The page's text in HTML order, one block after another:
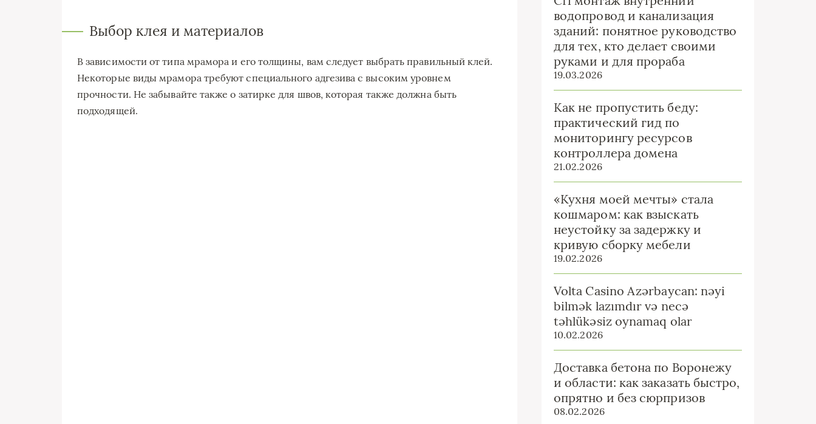
Выбор клея и материалов
В зависимости от типа мрамора и его толщины, вам следует выбрать правильный клей.
Некоторые виды мрамора требуют специального адгезива с высоким уровнем
прочности. Не забывайте также о затирке для швов, которая также должна быть
подходящей.
водопровод и канализация
зданий: понятное руководство
для тех, кто делает своими
руками и для прораба
19.03.2026
Как не пропустить беду:
практический гид по
мониторингу ресурсов
контроллера домена
21.02.2026
«Кухня моей мечты» стала
кошмаром: как взыскать
неустойку за задержку и
кривую сборку мебели
19.02.2026
Volta Casino Azərbaycan: nəyi
bilmək lazımdır və necə
təhlükəsiz oynamaq olar
10.02.2026
Доставка бетона по Воронежу
и области: как заказать быстро,
опрятно и без сюрпризов
08.02.2026